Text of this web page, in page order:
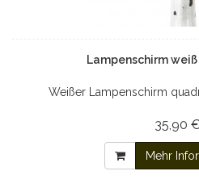
Lampenschirm weiß
Weißer Lampenschirm
35,90
Mehr